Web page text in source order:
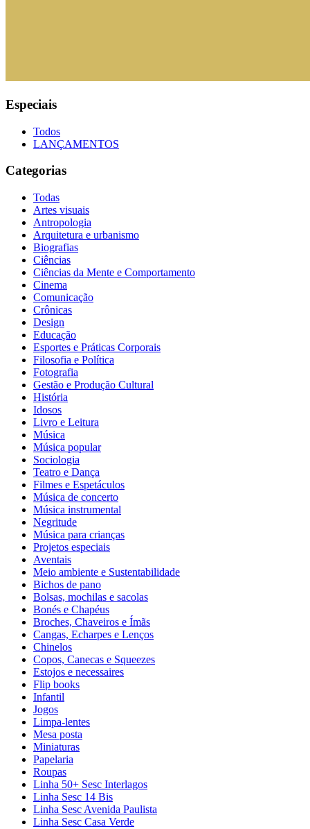
Especiais
Todos
LANÇAMENTOS
Categorias
Todas
Artes visuais
Antropologia
Arquitetura e urbanismo
Biografias
Ciências
Ciências da Mente e Comportamento
Cinema
Comunicação
Crônicas
Design
Educação
Esportes e Práticas Corporais
Filosofia e Política
Fotografia
Gestão e Produção Cultural
História
Idosos
Livro e Leitura
Música
Música popular
Sociologia
Teatro e Dança
Filmes e Espetáculos
Música de concerto
Música instrumental
Negritude
Música para crianças
Projetos especiais
Aventais
Meio ambiente e Sustentabilidade
Bichos de pano
Bolsas, mochilas e sacolas
Bonés e Chapéus
Broches, Chaveiros e Ímãs
Cangas, Echarpes e Lenços
Chinelos
Copos, Canecas e Squeezes
Estojos e necessaires
Flip books
Infantil
Jogos
Limpa-lentes
Mesa posta
Miniaturas
Papelaria
Roupas
Linha 50+ Sesc Interlagos
Linha Sesc 14 Bis
Linha Sesc Avenida Paulista
Linha Sesc Casa Verde